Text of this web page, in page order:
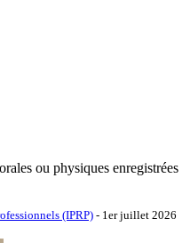
ou physiques enregistrées
(IPRP) - 1er juillet 2026